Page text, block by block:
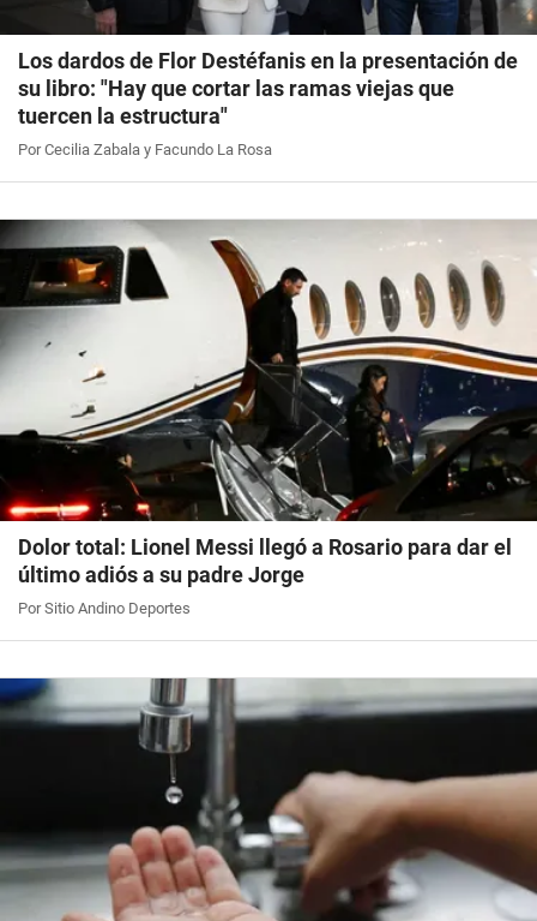
Los dardos de Flor Destéfanis en la presentación de
su libro: "Hay que cortar las ramas viejas que
tuercen la estructura"
Por Cecilia Zabala y Facundo La Rosa
Dolor total: Lionel Messi llegó a Rosario para dar el
último adiós a su padre Jorge
Por Sitio Andino Deportes